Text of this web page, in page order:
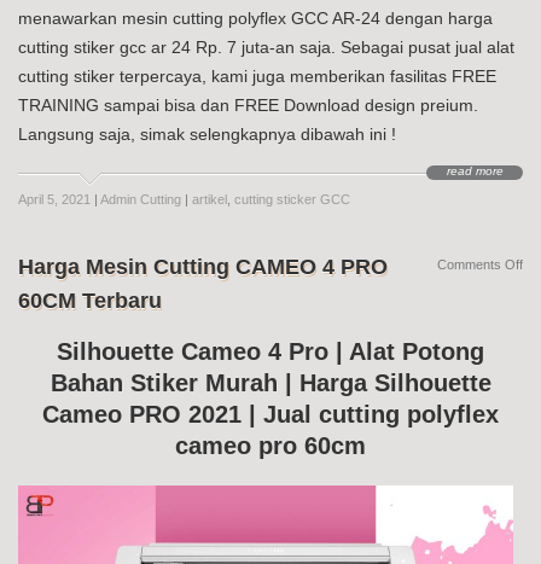
menawarkan mesin cutting polyflex GCC AR-24 dengan harga
cutting stiker gcc ar 24 Rp. 7 juta-an saja. Sebagai pusat jual alat
cutting stiker terpercaya, kami juga memberikan fasilitas FREE
TRAINING sampai bisa dan FREE Download design preium.
Langsung saja, simak selengkapnya dibawah ini !
read more
April 5, 2021 | Admin Cutting | artikel cutting sticker GCC
Harga Mesin Cutting CAMEO 4 PRO
60CM Terbaru
Silhouette Cameo 4 Pro | Alat Potong
Bahan Stiker Murah | Harga Silhouette
Cameo PRO 2021 | Jual cutting polyflex
cameo pro 60cm
Comments Offon